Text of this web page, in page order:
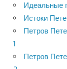
Идеальные
Истоки
Петров
1
Петров